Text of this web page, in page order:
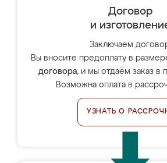
Договор
и
Заключаем
Вы вносите предоплату в
договора, и мы отдаём заказ в
Возможна оплата в
УЗНАТЬ О